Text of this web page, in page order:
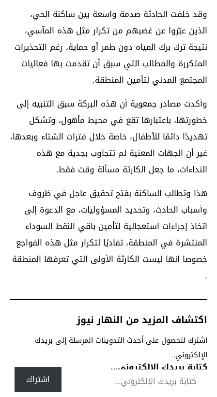
وقد خلفت الحادثة صدمة واسعة بين ساكنة الحي،
الذين عبّروا عن غضبهم من تكرار مثل هذه المآسي،
نتيجة ترك برك المياه دون طمر أو حماية، رغم التحذيرات
المتكررة والمطالب التي سبق أن تقدمت بها فعاليات
المجتمع المدني لتأمين المنطقة.
وأكدت مصادر جمعوية أن هذه البركة سبق التنبيه إلى
خطورتها، باعتبارها تقع في محيط مأهول، وتشكل
تهديدًا دائمًا للأطفال، خاصة خلال فترات الشتاء وبعدها،
غير أن الجهات المعنية لم تتجاوب بجدية مع هذه
النداءات، ما جعل الكارثة مسألة وقت فقط.
هذا وتطالب الساكنة بفتح تحقيق عاجل في ظروف
وأسباب الحادث، وتحديد المسؤوليات، مع الدعوة إلى
اتخاذ إجراءات استعجالية لتأمين باقي النقط السوداء
المنتشرة في المنطقة، تفاديًا لتكرار مثل هذه الفواجع
خصوصا انها ليست الكارثة الأولى التي تعرفها المنطقة
.
اكتشاف المزيد من النهار نيوز
اشترك للحصول على أحدث التدوينات المرسلة إلى بريدك
الإلكتروني.
كتابة بريدك الإلكتروني...
اشتراك